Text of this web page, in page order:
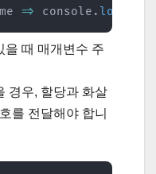
=> console .log
을 때 매개변수 주
경우, 할당과 화살
를 전달해야 합니